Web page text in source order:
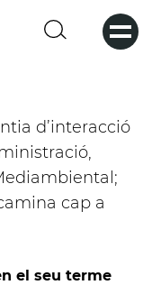
d’interacció
cap a
el seu terme